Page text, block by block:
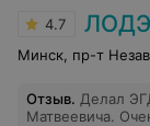
4.7 ЛОДЭ
Минск, пр-т
Отзыв. Делал
Матвеевича.